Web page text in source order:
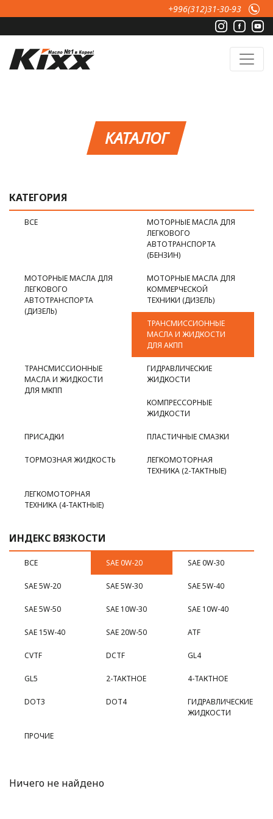
Перейти к основному содержанию+996(312)31-30-93
КАТАЛОГ
КАТЕГОРИЯ
ВСЕ
МОТОРНЫЕ МАСЛА ДЛЯ
ЛЕГКОВОГО
АВТОТРАНСПОРТА
(БЕНЗИН)
МОТОРНЫЕ МАСЛА ДЛЯ
ЛЕГКОВОГО
АВТОТРАНСПОРТА
(ДИЗЕЛЬ)
МОТОРНЫЕ МАСЛА ДЛЯ
КОММЕРЧЕСКОЙ
ТЕХНИКИ (ДИЗЕЛЬ)
ТРАНСМИССИОННЫЕ
МАСЛА И ЖИДКОСТИ
ДЛЯ АКПП
ТРАНСМИССИОННЫЕ
МАСЛА И ЖИДКОСТИ
ДЛЯ МКПП
ГИДРАВЛИЧЕСКИЕ
ЖИДКОСТИ
КОМПРЕССОРНЫЕ
ЖИДКОСТИ
ПРИСАДКИ ПЛАСТИЧНЫЕ СМАЗКИ
ТОРМОЗНАЯ ЖИДКОСТЬ
ЛЕГКОМОТОРНАЯ
ТЕХНИКА (2-ТАКТНЫЕ)
ЛЕГКОМОТОРНАЯ
ТЕХНИКА (4-ТАКТНЫЕ)
ИНДЕКС ВЯЗКОСТИ
ВСЕ SAE 0W-20 SAE 0W-30
SAE 5W-20 SAE 5W-30 SAE 5W-40
SAE 5W-50 SAE 10W-30 SAE 10W-40
SAE 15W-40 SAE 20W-50 ATF
CVTF DCTF GL4
GL5 2-ТАКТНОЕ 4-ТАКТНОЕ
DOT3 DOT4
ГИДРАВЛИЧЕСКИЕ
ЖИДКОСТИ
ПРОЧИЕ
Ничего не найдено